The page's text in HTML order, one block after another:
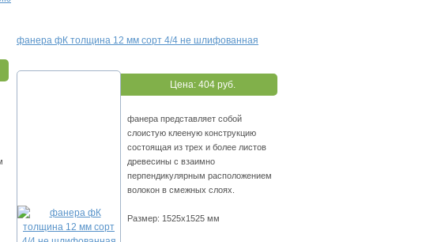
фанера фК толщина 12 мм сорт 4/4 не шлифованная
Цена: 404 руб.
фанера представляет собой
слоистую клееную конструкцию
состоящая из трех и более листов
древесины с взаимно
перпендикулярным расположением
волокон в смежных слоях.
Размер: 1525х1525 мм